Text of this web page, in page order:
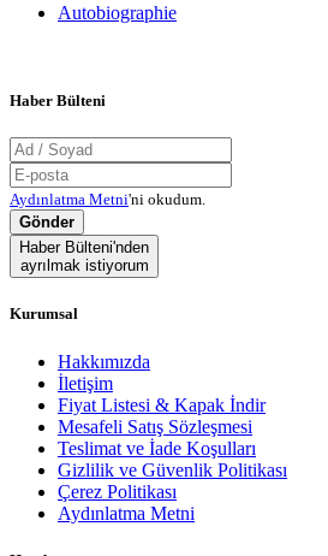
Autobiographie
Haber Bülteni
Aydınlatma Metni'ni okudum.
Gönder
Haber Bülteni'nden
ayrılmak istiyorum
Kurumsal
Hakkımızda
İletişim
Fiyat Listesi & Kapak İndir
Mesafeli Satış Sözleşmesi
Teslimat ve İade Koşulları
Gizlilik ve Güvenlik Politikası
Çerez Politikası
Aydınlatma Metni